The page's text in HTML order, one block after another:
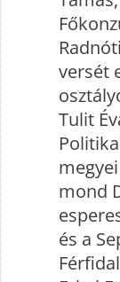
versét
Tulit
mond
és a